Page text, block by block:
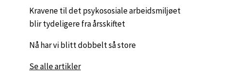
Kravene til det psykososiale arbeidsmiljøet
blir tydeligere fra årsskiftet
Nå har vi blitt dobbelt så store
Se alle artikler